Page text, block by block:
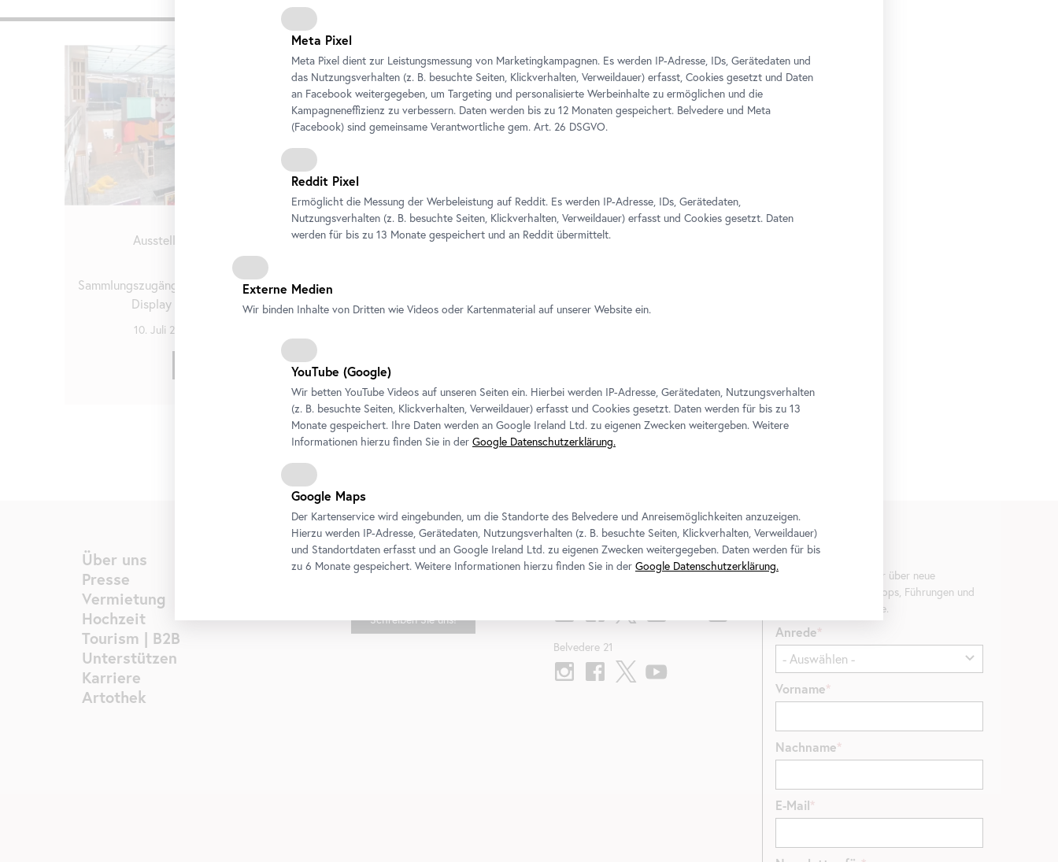
Weitere Ausstellungen
Ausstellung
Stellprobe
Sammlungszugänge der letzten Dekade in einem
Display von Heimo Zobernig
10. Juli 2026
Ausstellung • Belvedere 21
10. Juli 2026-4. Oktober 2026
Über uns
Presse
Vermietung
Hochzeit
Tourism | B2B
Unterstützen
Karriere
Artothek
Kontakt
Schreiben Sie uns!
Folgen Sie uns
Belvedere 21
Newsletter
Erfahren Sie als Erste*r über neue
Ausstellungen, Workshops, Führungen und
Aktionen des Belvedere.
Anrede
Vorname
Nachname
E-Mail
Meta Pixel
Meta Pixel dient zur Leistungsmessung von Marketingkampagnen. Es werden IP-Adresse, IDs, Gerätedaten und
das Nutzungsverhalten (z. B. besuchte Seiten, Klickverhalten, Verweildauer) erfasst, Cookies gesetzt und Daten
an Facebook weitergegeben, um Targeting und personalisierte Werbeinhalte zu ermöglichen und die
Kampagneneffizienz zu verbessern. Daten werden bis zu 12 Monaten gespeichert. Belvedere und Meta
(Facebook) sind gemeinsame Verantwortliche gem. Art. 26 DSGVO.
Reddit Pixel
Ermöglicht die Messung der Werbeleistung auf Reddit. Es werden IP-Adresse, IDs, Gerätedaten,
Nutzungsverhalten (z. B. besuchte Seiten, Klickverhalten, Verweildauer) erfasst und Cookies gesetzt. Daten
werden für bis zu 13 Monate gespeichert und an Reddit übermittelt.
Externe Medien
Wir binden Inhalte von Dritten wie Videos oder Kartenmaterial auf unserer Website ein.
YouTube (Google)
Wir betten YouTube Videos auf unseren Seiten ein. Hierbei werden IP-Adresse, Gerätedaten, Nutzungsverhalten
(z. B. besuchte Seiten, Klickverhalten, Verweildauer) erfasst und Cookies gesetzt. Daten werden für bis zu 13
Monate gespeichert. Ihre Daten werden an Google Ireland Ltd. zu eigenen Zwecken weitergeben. Weitere
Informationen hierzu finden Sie in der Google Datenschutzerklärung.
Google Maps
Der Kartenservice wird eingebunden, um die Standorte des Belvedere und Anreisemöglichkeiten anzuzeigen.
Hierzu werden IP-Adresse, Gerätedaten, Nutzungsverhalten (z. B. besuchte Seiten, Klickverhalten, Verweildauer)
und Standortdaten erfasst und an Google Ireland Ltd. zu eigenen Zwecken weitergegeben. Daten werden für bis
zu 6 Monate gespeichert. Weitere Informationen hierzu finden Sie in der Google Datenschutzerklärung.